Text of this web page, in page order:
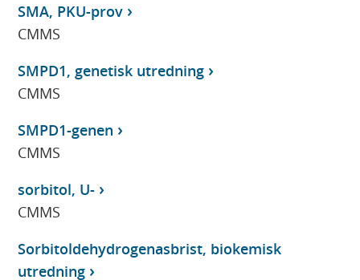
SMA, PKU-prov
CMMS
SMPD1, genetisk utredning
CMMS
SMPD1-genen
CMMS
sorbitol, U-
CMMS
Sorbitoldehydrogenasbrist, biokemisk
utredning